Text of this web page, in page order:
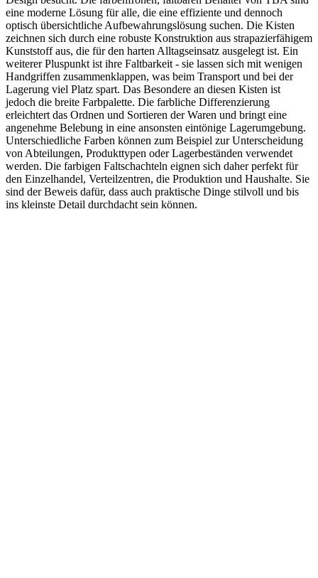
eine moderne Lösung für alle, die eine effiziente und dennoch
optisch übersichtliche Aufbewahrungslösung suchen. Die Kisten
zeichnen sich durch eine robuste Konstruktion aus strapazierfähigem
Kunststoff aus, die für den harten Alltagseinsatz ausgelegt ist. Ein
weiterer Pluspunkt ist ihre Faltbarkeit - sie lassen sich mit wenigen
Handgriffen zusammenklappen, was beim Transport und bei der
Lagerung viel Platz spart. Das Besondere an diesen Kisten ist
jedoch die breite Farbpalette. Die farbliche Differenzierung
erleichtert das Ordnen und Sortieren der Waren und bringt eine
angenehme Belebung in eine ansonsten eintönige Lagerumgebung.
Unterschiedliche Farben können zum Beispiel zur Unterscheidung
von Abteilungen, Produkttypen oder Lagerbeständen verwendet
werden. Die farbigen Faltschachteln eignen sich daher perfekt für
den Einzelhandel, Verteilzentren, die Produktion und Haushalte. Sie
sind der Beweis dafür, dass auch praktische Dinge stilvoll und bis
ins kleinste Detail durchdacht sein können.